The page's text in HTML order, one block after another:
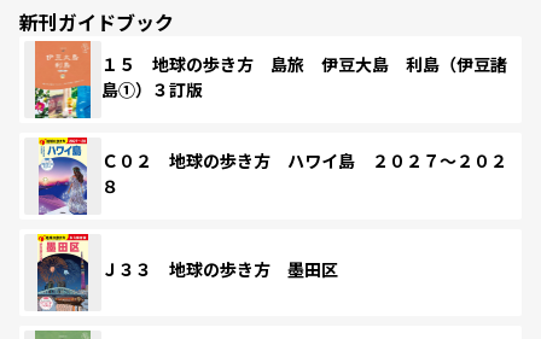
新刊ガイドブック
１５ 地球の歩き方 島旅 伊豆大島 利島（伊豆諸
島①）３訂版
Ｃ０２ 地球の歩き方 ハワイ島 ２０２７～２０２
８
Ｊ３３ 地球の歩き方 墨田区